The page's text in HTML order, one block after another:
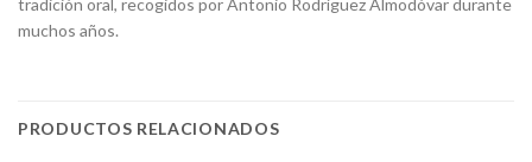
muchos años.
PRODUCTOS RELACIONADOS